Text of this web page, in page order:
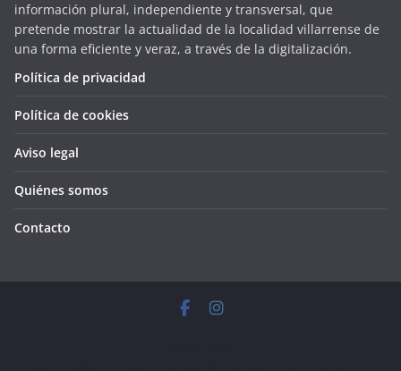
información plural, independiente y transversal, que
pretende mostrar la actualidad de la localidad villarrense de
una forma eficiente y veraz, a través de la digitalización.
Política de privacidad
Política de cookies
Aviso legal
Quiénes somos
Contacto